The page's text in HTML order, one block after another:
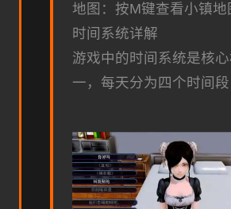
地图：按M键查看小镇地
时间系统详解
游戏中的时间系统是核
一，每天分为四个时间段